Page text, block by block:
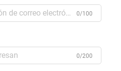
0/100
0/200